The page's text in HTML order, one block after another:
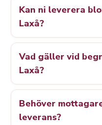
Kan ni leverera
Laxå?
Vad gäller vid
Laxå?
Behöver
leverans?